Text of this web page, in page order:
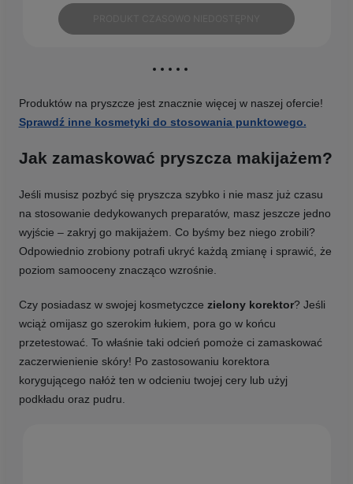
Produktów na pryszcze jest znacznie więcej w naszej ofercie!
Sprawdź inne kosmetyki do stosowania punktowego.
Jak zamaskować pryszcza makijażem?
Jeśli musisz pozbyć się pryszcza szybko i nie masz już czasu
na stosowanie dedykowanych preparatów, masz jeszcze jedno
wyjście – zakryj go makijażem. Co byśmy bez niego zrobili?
Odpowiednio zrobiony potrafi ukryć każdą zmianę i sprawić, że
poziom samooceny znacząco wzrośnie.
Czy posiadasz w swojej kosmetyczce zielony korektor? Jeśli
wciąż omijasz go szerokim łukiem, pora go w końcu
przetestować. To właśnie taki odcień pomoże ci zamaskować
zaczerwienienie skóry! Po zastosowaniu korektora
korygującego nałóż ten w odcieniu twojej cery lub użyj
podkładu oraz pudru.